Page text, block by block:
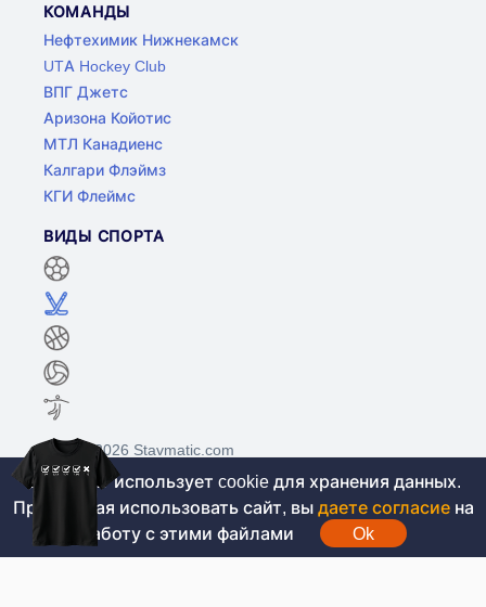
КОМАНДЫ
Нефтехимик Нижнекамск
UTA Hockey Club
ВПГ Джетс
Аризона Койотис
МТЛ Канадиенс
Калгари Флэймз
КГИ Флеймс
ВИДЫ СПОРТА
©2017-2026 Stavmatic.com
Для лиц старше 18 лет. На сайте не
проводятся игры на денежные средства, вся
Этот сайт использует cookie для хранения данных.
Продолжая использовать сайт, вы даете согласие на
работу с этими файлами
Ok